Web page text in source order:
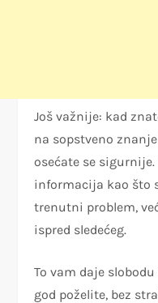
Još važnije: kad
na sopstveno
osećate se
informacija kao što
trenutni problem,
ispred sledećeg.
To vam daje
god poželite, bez